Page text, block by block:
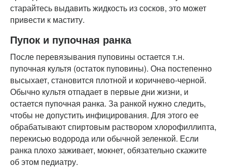
старайтесь выдавить жидкость из сосков, это может
привести к маститу.
Пупок и пупочная ранка
После перевязывания пуповины остается т.н.
пупочная культя (остаток пуповины). Она постепенно
высыхает, становится плотной и коричнево-черной.
Обычно культя отпадает в первые дни жизни, и
остается пупочная ранка. За ранкой нужно следить,
чтобы не допустить инфицирования. Для этого ее
обрабатывают спиртовым раствором хлорофиллипта,
перекисью водорода или обычной зеленкой. Если
ранка плохо заживает, мокнет, обязательно скажите
об этом педиатру.